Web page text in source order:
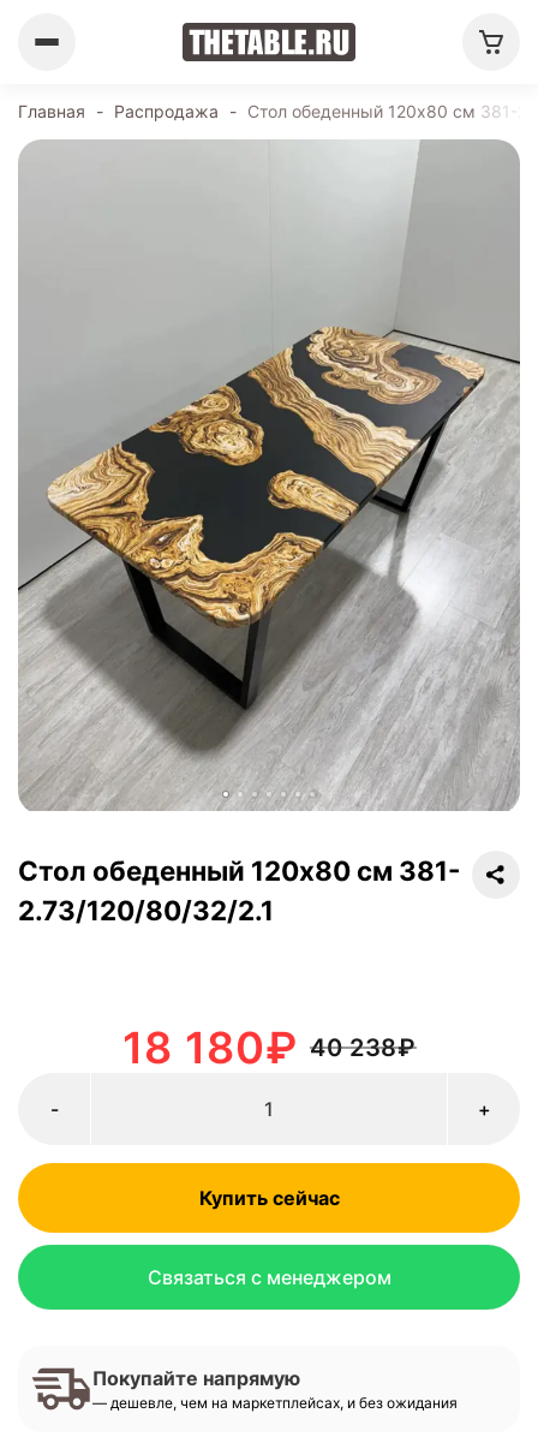
Главная - Распродажа - Стол обеденный 120х80 см 381-
Стол обеденный 120х80 см 381-
2.73/120/80/32/2.1
40 238₽
18 180₽
+
-
Купить сейчас
Связаться с менеджером
Покупайте напрямую
— дешевле, чем на маркетплейсах, и без ожидания